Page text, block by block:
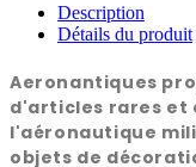
Description
Détails du produit
Aeronantiques
d'articles rares et
l'aéronautique
objets de